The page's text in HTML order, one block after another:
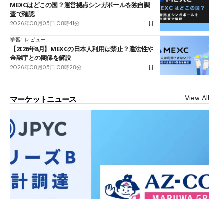
MEXCはどこの国？運営拠点シンガポールを独自調
査で確認
2026年08月05日 08時41分
学習 レビュー
【2026年8月】MEXCの日本人利用は禁止？違法性や
金融庁との関係を解説
2026年08月05日 08時28分
マーケットニュース View All